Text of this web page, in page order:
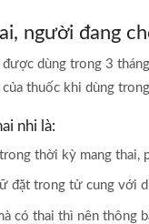
người đang
được dùng trong 3
thuốc khi dùng
nhi là:
thời kỳ mang
trong tử cung với
có thai thì nên thông